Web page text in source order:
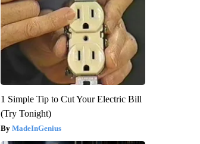
1 Simple Tip to Cut Your Electric Bill
(Try Tonight)
MadeInGenius